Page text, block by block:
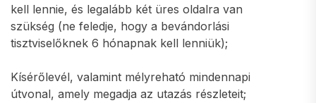
kell lennie, és legalább két üres oldalra van
szükség (ne feledje, hogy a bevándorlási
tisztviselőknek 6 hónapnak kell lenniük);
Kísérőlevél, valamint mélyreható mindennapi
útvonal, amely megadja az utazás részleteit;